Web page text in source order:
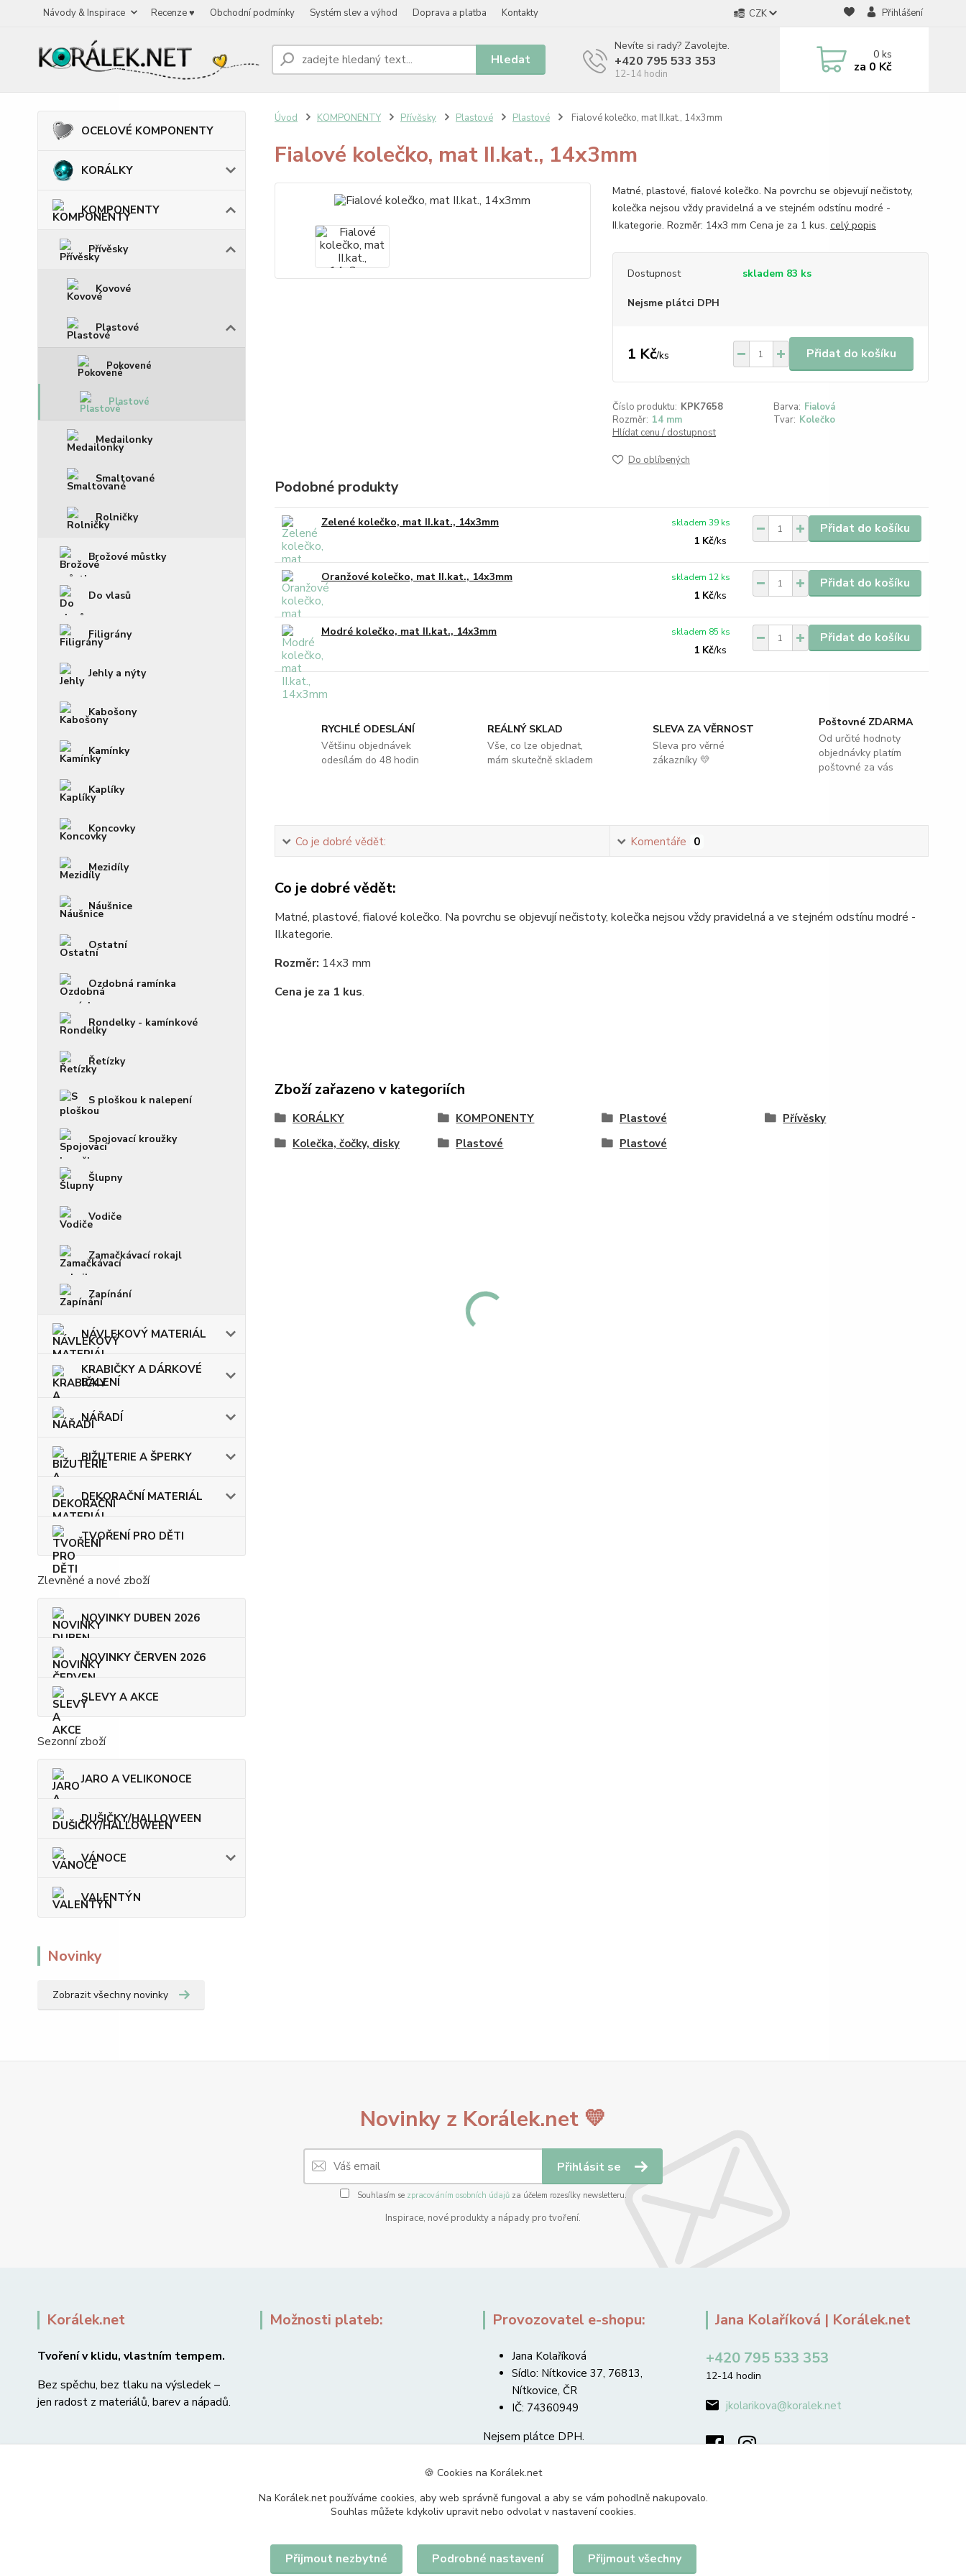
Návody & Inspirace Recenze ♥ Obchodní podmínky Systém slev a výhod Doprava a platba Kontakty CZK Přihlášení
Hledat
Nevíte si rady? Zavolejte.
+420 795 533 353
12-14 hodin
0ks
za 0 Kč
OCELOVÉ KOMPONENTY
KORÁLKY
KOMPONENTY
Přívěsky
Kovové
Plastové
Pokovené
Plastové
Medailonky
Smaltované
Rolničky
Brožové můstky
Do vlasů
Filigrány
Jehly a nýty
Kabošony
Kamínky
Kaplíky
Koncovky
Mezidíly
Náušnice
Ostatní
Ozdobná ramínka
Rondelky - kamínkové
Řetízky
S ploškou k nalepení
Spojovací kroužky
Šlupny
Vodiče
Zamačkávací rokajl
Zapínání
NÁVLEKOVÝ MATERIÁL
KRABIČKY A DÁRKOVÉ
BALENÍ
NÁŘADÍ
BIŽUTERIE A ŠPERKY
DEKORAČNÍ MATERIÁL
TVOŘENÍ PRO DĚTI
Zlevněné a nové zboží
NOVINKY DUBEN 2026
NOVINKY ČERVEN 2026
SLEVY A AKCE
Sezonní zboží
JARO A VELIKONOCE
DUŠIČKY/HALLOWEEN
VÁNOCE
VALENTÝN
Novinky
Zobrazit všechny novinky
Úvod KOMPONENTY Přívěsky Plastové Plastové Fialové kolečko, mat II.kat., 14x3mm
Fialové kolečko, mat II.kat., 14x3mm
Matné, plastové, fialové kolečko. Na povrchu se objevují nečistoty,
kolečka nejsou vždy pravidelná a ve stejném odstínu modré -
II.kategorie. Rozměr: 14x3 mm Cena je za 1 kus. celý popis
Dostupnost skladem 83 ks
Nejsme plátci DPH
1 Kč/ks Přidat do košíku
Číslo produktu: KPK7658 Barva: Fialová
Rozměr: 14 mm Tvar: Kolečko
Hlídat cenu / dostupnost
Do oblíbených
Podobné produkty
Zelené kolečko, mat II.kat., 14x3mm
1 Kč/ks
skladem 39 ks Přidat do košíku
Oranžové kolečko, mat II.kat., 14x3mm
1 Kč/ks
skladem 12 ks Přidat do košíku
Modré kolečko, mat II.kat., 14x3mm
1 Kč/ks
skladem 85 ks Přidat do košíku
RYCHLÉ ODESLÁNÍ
Většinu objednávek
odesílám do 48 hodin
REÁLNÝ SKLAD
Vše, co lze objednat,
mám skutečně skladem
SLEVA ZA VĚRNOST
Sleva pro věrné
zákazníky 💛
Poštovné ZDARMA
Od určité hodnoty
objednávky platím
poštovné za vás
Co je dobré vědět: Komentáře 0
Co je dobré vědět:
Matné, plastové, fialové kolečko. Na povrchu se objevují nečistoty, kolečka nejsou vždy pravidelná a ve stejném odstínu modré -
II.kategorie.
Rozměr: 14x3 mm
Cena je za 1 kus.
Zboží zařazeno v kategoriích
KORÁLKY KOMPONENTY Plastové
Přívěsky
Kolečka, čočky, disky
Plastové Plastové
Novinky z Korálek.net 💛
Přihlásit se
Souhlasím se zpracováním osobních údajůza účelem rozesílky newsletteru.
Inspirace, nové produkty a nápady pro tvoření.
Korálek.net
Tvoření v klidu, vlastním tempem.
Bez spěchu, bez tlaku na výsledek –
jen radost z materiálů, barev a nápadů.
Možnosti plateb: Provozovatel e-shopu:
Jana Kolaříková
Sídlo: Nítkovice 37, 76813,
Nítkovice, ČR
IČ: 74360949
Nejsem plátce DPH.
Jana Kolaříková | Korálek.net
+420 795 533 353
12-14 hodin
jkolarikova@koralek.net
🍪 Cookies na Korálek.net
Na Korálek.net používáme cookies, aby web správně fungoval a aby se vám pohodlně nakupovalo.
Souhlas můžete kdykoliv upravit nebo odvolat v nastavení cookies.
Přijmout nezbytné Podrobné nastavení Přijmout všechny